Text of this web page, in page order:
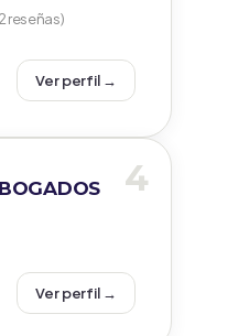
reseñas)
Ver perfil →
4
Ver perfil →